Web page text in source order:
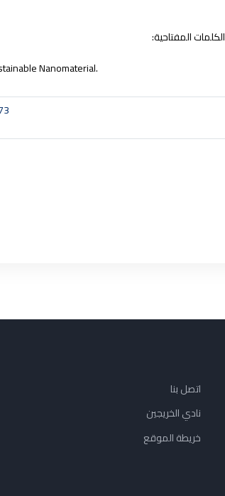
الكلمات المفتاحية:
Nanomaterial.
اتصل بنا
نادي الخريجين
خريطة الموقع